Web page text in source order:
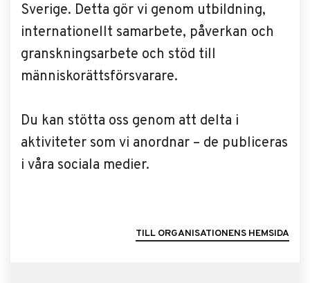
Sverige. Detta gör vi genom utbildning,
internationellt samarbete, påverkan och
granskningsarbete och stöd till
människorättsförsvarare.
Du kan stötta oss genom att delta i
aktiviteter som vi anordnar – de publiceras
i våra sociala medier.
TILL ORGANISATIONENS HEMSIDA